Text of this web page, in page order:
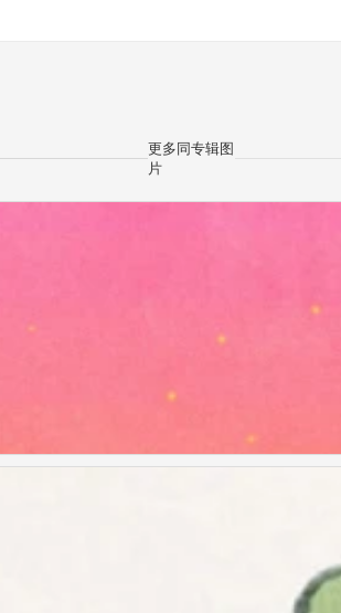
更多同专辑图
片